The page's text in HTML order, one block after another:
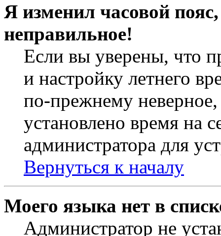
Я изменил часовой
неправильное!
Если вы уверены, что
и настройку летнего
по-прежнему неверное,
установлено время на
администратора для
Вернуться к началу
Моего языка нет в
Администратор не